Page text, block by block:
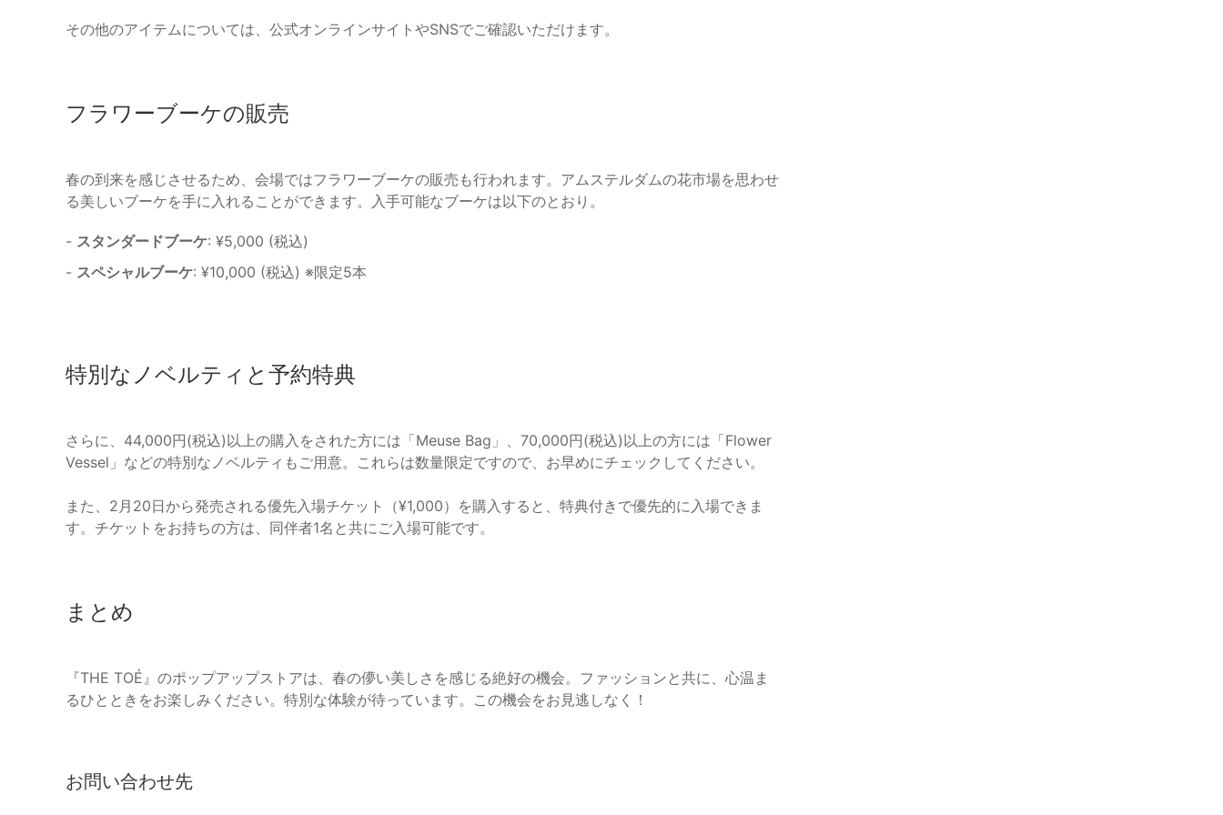
その他のアイテムについては、公式オンラインサイトやSNSでご確認いただけます。
フラワーブーケの販売
春の到来を感じさせるため、会場ではフラワーブーケの販売も行われます。アムステルダムの花市場を思わせ
る美しいブーケを手に入れることができます。入手可能なブーケは以下のとおり。
- スタンダードブーケ: ¥5,000 (税込)
- スペシャルブーケ: ¥10,000 (税込) ※限定5本
特別なノベルティと予約特典
さらに、44,000円(税込)以上の購入をされた方には「Meuse Bag」、70,000円(税込)以上の方には「Flower
Vessel」などの特別なノベルティもご用意。これらは数量限定ですので、お早めにチェックしてください。
また、2月20日から発売される優先入場チケット（¥1,000）を購入すると、特典付きで優先的に入場できま
す。チケットをお持ちの方は、同伴者1名と共にご入場可能です。
まとめ
『THE TOÉ』のポップアップストアは、春の儚い美しさを感じる絶好の機会。ファッションと共に、心温ま
るひとときをお楽しみください。特別な体験が待っています。この機会をお見逃しなく！
お問い合わせ先